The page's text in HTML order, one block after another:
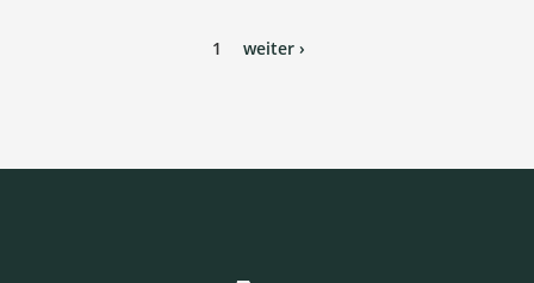
1 weiter ›